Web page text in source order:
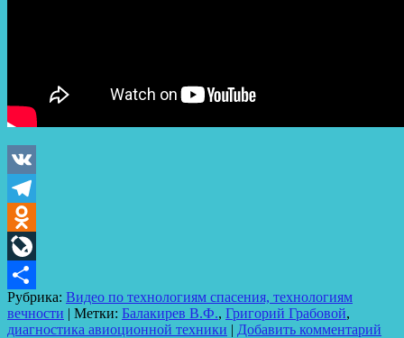
VK
Telegram
Odnoklassniki
LiveJournal
Отправить
Рубрика: Видео по технологиям спасения, технологиям
вечности | Метки: Балакирев В.Ф., Григорий Грабовой,
диагностика авиоционной техники | Добавить комментарий